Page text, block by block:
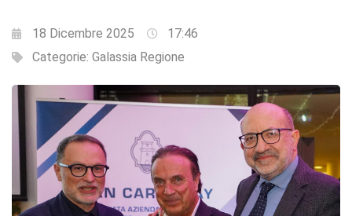
18 Dicembre 2025
17:46
Categorie: Galassia Regione